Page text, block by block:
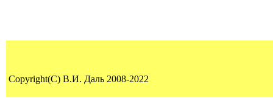
Copyright(C) В.И. Даль 2008-2022